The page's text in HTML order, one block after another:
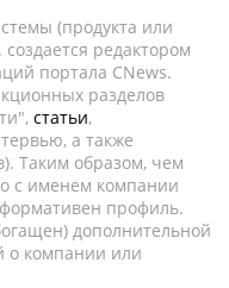
(продукта или
редактором
портала CNews.
разделов
статьи,
а также
Таким образом, чем
с именем компании
профиль.
дополнительной
о компании или